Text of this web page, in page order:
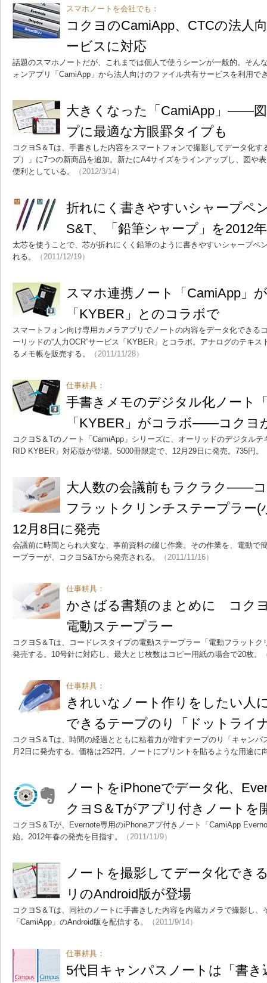
スマホノートを会社でも：
コクヨのCamiApp、CTCの法人
ービスに対応
話題のスマホノートだが、これまでは個人で使うシーンが一般的。そん
ォンアプリ「CamiApp」から法人向けのファイル共有サービスを利用で
大きくなった「CamiApp」――
プに最適な方眼罫タイプも
コクヨS＆Tは、手書きした内容をスマートフォンで撮影してデータ化
プ）」に7つの新商品を追加。新たにA4サイズをラインアップし、図や
便利としている。
（2012/3/14）
折れにく書きやすいシャープ
S&T、「鉛筆シャープ」を2012
太芯を使うことで、芯が折れにくく鉛筆のように書きやすいシャープペ
れる。
（2011/12/19）
スマホ連携ノート「CamiApp」
「KYBER」とのコラボで
スマートフォン向け専用カメラアプリでノートの内容をデータ化できる
ーリッドの“人力OCR”サービス「KYBER」とコラボ。アナログのテキ
るメモ帳を販売する。
（2011/11/28）
仕事耕具：
手書きメモのデジタル化ノート
「KYBER」がコラボ――コクヨ
コクヨS＆Tのノート「CamiApp」シリーズに、オーリッドのデジタル
RID KYBER」対応版が登場。5000冊限定で、12月29日に発売。735円。
大人数の会議前もラクラク――
フラットクリンチステープラー(
12月8日に発売
会議前に時間とられ大変な、事前資料の綴じ作業。その作業を、電動で
ープラーが、コクヨS&Tから発売される。
（2011/11/16）
仕事耕具：
かさばる書類のまとめに コク
電動ステープラー
コクヨS＆Tは、コードレスタイプの電動ステープラー「電動フラット
発売する。10号針に対応し、最大とじ枚数はコピー用紙の場合で20枚。
仕事耕具：
きれいなノート作りをしたい
できるテープのり「ドットライ
コクヨS＆Tは、時間の経過とともに粘着力が増すテープのり「キャン
月2日に発売する。価格は252円。ノートにプリントを貼るような用途に
ノートをiPhoneでデータ化、
クヨS＆Tがアプリ付きノートを
コクヨS＆Tが、Evernote専用のiPhoneアプ付きノート「CamiApp
始。2012年春の発売を目指す。
（2011/11/9）
ノートを撮影してデータ化でき
リのAndroid版が登場
コクヨS＆Tは、同社のノートに手書きした内容を内蔵カメラで撮影し
「CamiApp」のAndroid版を配信する。
（2011/9/14）
仕事耕具：
5代目キャンパスノートは「書